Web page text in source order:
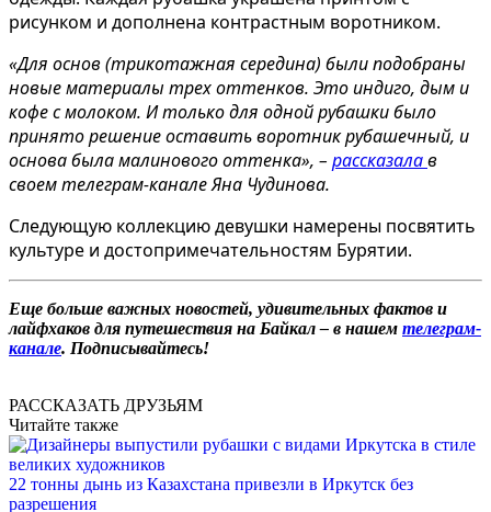
рисунком и дополнена контрастным воротником.
«Для основ (трикотажная середина) были подобраны
новые материалы трех оттенков. Это индиго, дым и
кофе с молоком. И только для одной рубашки было
принято решение оставить воротник рубашечный, и
основа была малинового оттенка», – рассказалав
своем телеграм-канале Яна Чудинова.
Следующую коллекцию девушки намерены посвятить
культуре и достопримечательностям Бурятии.
Еще больше важных новостей, удивительных фактов и
лайфхаков для путешествия на Байкал – в нашем телеграм-
канале. Подписывайтесь!
РАССКАЗАТЬ ДРУЗЬЯМ
Читайте также
22 тонны дынь из Казахстана привезли в Иркутск без
разрешения